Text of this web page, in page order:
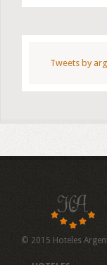
Tweets by
© 2015 Hoteles